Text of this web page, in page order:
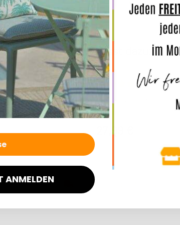
Lieferzeit: ca. 5-7 Werktage
Das passt dazu:
50x50cm
Top bewertet
H.O.C.K. Harry Devin Sofakissen 50x30cm
col. 07 kupfer mit Keder lachs
ab
27,99 €
Lieferzeit: ca. 5-7 Werktage
ANMELDEN